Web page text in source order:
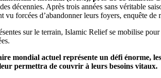
décennies. Après trois années sans véritable
vu forcées d’abandonner leurs foyers, enquête de
sur le terrain, Islamic Relief se mobilise
mondial actuel représente un défi énorme, l
permettra de couvrir à leurs besoins vitaux.